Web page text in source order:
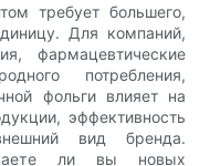
требует большего,
Для компаний,
фармацевтические
потребления,
фольги влияет на
эффективность
вид бренда.
ли вы новых